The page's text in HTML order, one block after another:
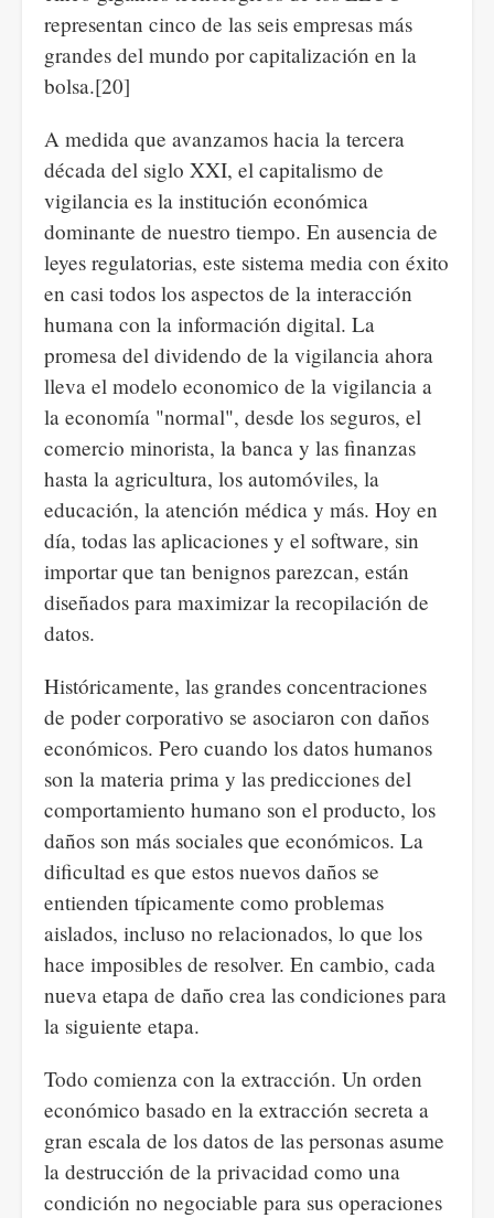
representan cinco de las seis empresas más
grandes del mundo por capitalización en la
bolsa.[20]
A medida que avanzamos hacia la tercera
década del siglo XXI, el capitalismo de
vigilancia es la institución económica
dominante de nuestro tiempo. En ausencia de
leyes regulatorias, este sistema media con éxito
en casi todos los aspectos de la interacción
humana con la información digital. La
promesa del dividendo de la vigilancia ahora
lleva el modelo economico de la vigilancia a
la economía "normal", desde los seguros, el
comercio minorista, la banca y las finanzas
hasta la agricultura, los automóviles, la
educación, la atención médica y más. Hoy en
día, todas las aplicaciones y el software, sin
importar que tan benignos parezcan, están
diseñados para maximizar la recopilación de
datos.
Históricamente, las grandes concentraciones
de poder corporativo se asociaron con daños
económicos. Pero cuando los datos humanos
son la materia prima y las predicciones del
comportamiento humano son el producto, los
daños son más sociales que económicos. La
dificultad es que estos nuevos daños se
entienden típicamente como problemas
aislados, incluso no relacionados, lo que los
hace imposibles de resolver. En cambio, cada
nueva etapa de daño crea las condiciones para
la siguiente etapa.
Todo comienza con la extracción. Un orden
económico basado en la extracción secreta a
gran escala de los datos de las personas asume
la destrucción de la privacidad como una
condición no negociable para sus operaciones